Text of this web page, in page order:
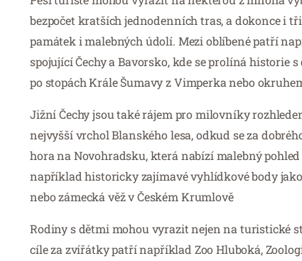
bezpočet kratších jednodenních tras, a dokonce i
památek i malebných údolí. Mezi oblíbené patří
spojující Čechy a Bavorsko, kde se prolíná historie
po stopách Krále Šumavy z Vimperka nebo
Jižní Čechy jsou také rájem pro milovníky
nejvyšší vrchol Blanského lesa, odkud se za
hora na Novohradsku, která nabízí malebný
například historicky zajímavé vyhlídkové body
nebo zámecká věž v Českém Krumlově
Rodiny s dětmi mohou vyrazit nejen na turistické
cíle za zvířátky patří například Zoo Hluboká,